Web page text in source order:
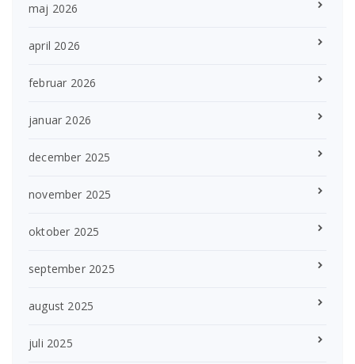
maj 2026
april 2026
februar 2026
januar 2026
december 2025
november 2025
oktober 2025
september 2025
august 2025
juli 2025